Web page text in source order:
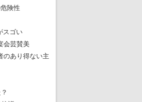
催特別企画 大ウソだら
入場行進にすぎやまこういちの曲、杉田水脈の
ソだらけの東京五輪！ 安倍・菅・森はどんな嘘を
輪関係者が入国当日、築地を散歩！
険性
スゴい
会芸賛美
のあり得ない主